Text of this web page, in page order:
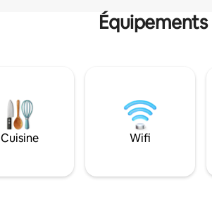
Cuisine Wifi